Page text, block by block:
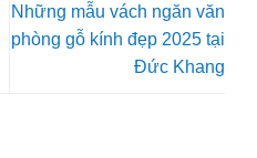
Những mẫu vách ngăn văn
phòng gỗ kính đẹp 2025 tại
Đức Khang